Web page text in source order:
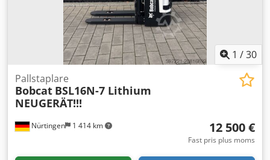
1 /30
Nürtingen 1 414 km
Pallstaplare
Bobcat BSL16N-7 Lithium
NEUGERÄT!!!
12 500 €
Fast pris plus moms